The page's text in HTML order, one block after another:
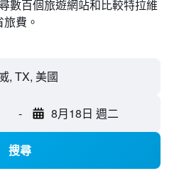
數百個旅遊網站和比較特拉維
費。
, TX, 美國
- 8月18日 週二
搜尋